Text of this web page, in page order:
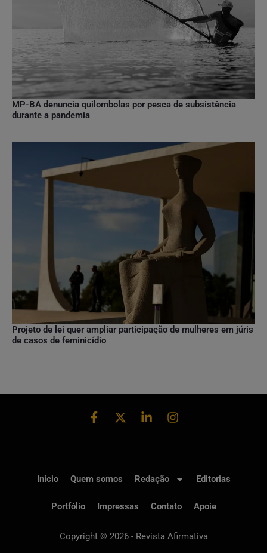
MP-BA denuncia quilombolas por pesca de subsistência
durante a pandemia
Projeto de lei quer ampliar participação de mulheres em júris
de casos de feminicídio
Copyright © 2026 - Revista Afirmativa
Início Quem somos Redação Editorias
Portfólio Impressas Contato Apoie